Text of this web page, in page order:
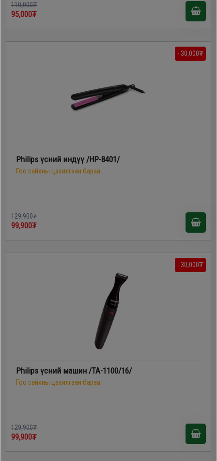
110,000₮
95,000₮
- 30,000₮
Philips үсний индүү /HP-8401/
Гоо сайхны цахилгаан бараа
129,900₮
99,900₮
- 30,000₮
Philips үсний машин /TA-1100/16/
Гоо сайхны цахилгаан бараа
129,900₮
99,900₮